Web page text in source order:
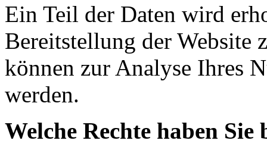
Ein Teil der Daten wird
Bereitstellung der Website
können zur Analyse Ihres
werden.
Welche Rechte haben